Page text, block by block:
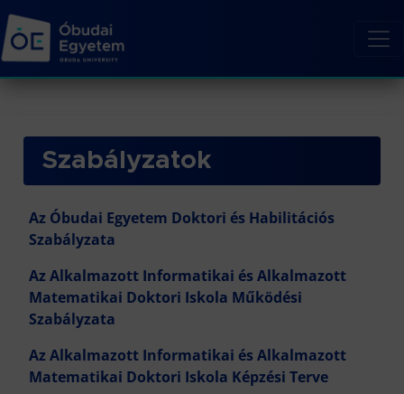
Szabályzatok
Az Óbudai Egyetem Doktori és Habilitációs
Szabályzata
Az Alkalmazott Informatikai és Alkalmazott
Matematikai Doktori Iskola Működési
Szabályzata
Az Alkalmazott Informatikai és Alkalmazott
Matematikai Doktori Iskola Képzési Terve